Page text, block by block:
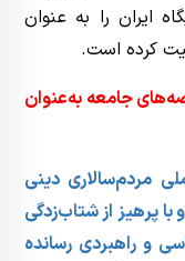
ایران را به عنوان
کرده است.
جامعه به‌عنوان
مردم‌سالاری دینی
پرهیز از شتاب‌زدگی
و راهبردی رسانده